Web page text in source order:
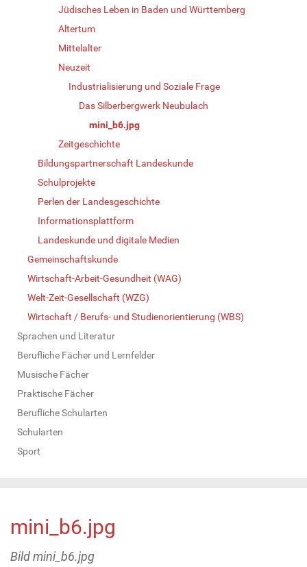
Jüdisches Leben in Baden und Württemberg
Altertum
Mittelalter
Neuzeit
Industrialisierung und Soziale Frage
Das Silberbergwerk Neubulach
mini_b6.jpg
Zeitgeschichte
Bildungspartnerschaft Landeskunde
Schulprojekte
Perlen der Landesgeschichte
Informationsplattform
Landeskunde und digitale Medien
Gemeinschaftskunde
Wirtschaft-Arbeit-Gesundheit (WAG)
Welt-Zeit-Gesellschaft (WZG)
Wirtschaft / Berufs- und Studienorientierung (WBS)
Sprachen und Literatur
Berufliche Fächer und Lernfelder
Musische Fächer
Praktische Fächer
Berufliche Schularten
Schularten
Sport
mini_b6.jpg
Bild mini_b6.jpg